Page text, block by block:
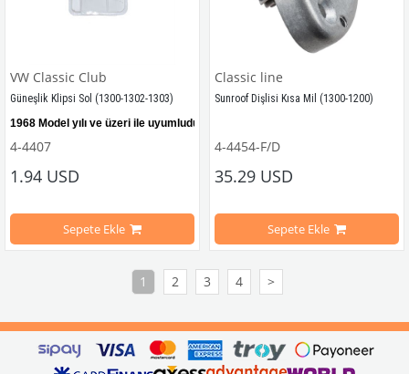
VW Classic Club
Güneşlik Klipsi Sol (1300-1302-1303)
1968 Model yılı ve üzeri ile uyumludur.
4-4407
1.94 USD
Sepete Ekle
Classic line
Sunroof Dişlisi Kısa Mil (1300-1200)
1968-1975 Yılları Arasındaki
4-4454-F/D
35.29 USD
Sepete Ekle
1 2 3 4 >